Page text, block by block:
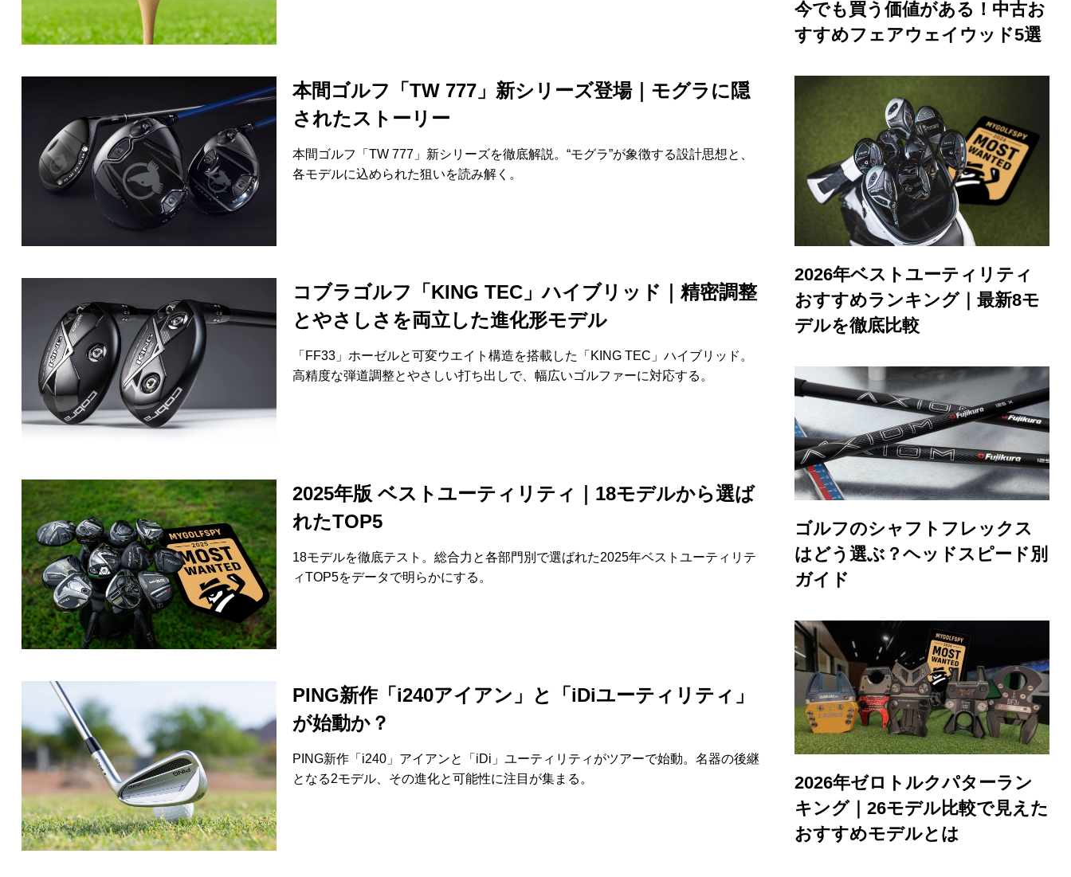
本間ゴルフ「TW 777」新シリーズ登場｜モグラに隠
されたストーリー
本間ゴルフ「TW 777」新シリーズを徹底解説。“モグラ”が象徴する設計思想と、
各モデルに込められた狙いを読み解く。
コブラゴルフ「KING TEC」ハイブリッド｜精密調整
とやさしさを両立した進化形モデル
「FF33」ホーゼルと可変ウエイト構造を搭載した「KING TEC」ハイブリッド。
高精度な弾道調整とやさしい打ち出しで、幅広いゴルファーに対応する。
2025年版 ベストユーティリティ｜18モデルから選ば
れたTOP5
18モデルを徹底テスト。総合力と各部門別で選ばれた2025年ベストユーティリテ
ィTOP5をデータで明らかにする。
PING新作「i240アイアン」と「iDiユーティリティ」
が始動か？
PING新作「i240」アイアンと「iDi」ユーティリティがツアーで始動。名器の後継
となる2モデル、その進化と可能性に注目が集まる。
今でも買う価値がある！中古お
すすめフェアウェイウッド5選
2026年ベストユーティリティ
おすすめランキング｜最新8モ
デルを徹底比較
ゴルフのシャフトフレックス
はどう選ぶ？ヘッドスピード別
ガイド
2026年ゼロトルクパターラン
キング｜26モデル比較で見えた
おすすめモデルとは